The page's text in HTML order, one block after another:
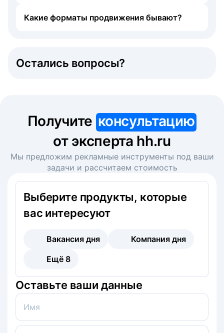
Какие форматы продвижения бывают?
Остались вопросы?
Получите консультацию
от эксперта hh.ru
Мы предложим рекламные инструменты под ваши
задачи и рассчитаем стоимость
Выберите продукты, которые
вас интересуют
Вакансия дня
Компания дня
Ещё 8
Оставьте ваши данные
Имя